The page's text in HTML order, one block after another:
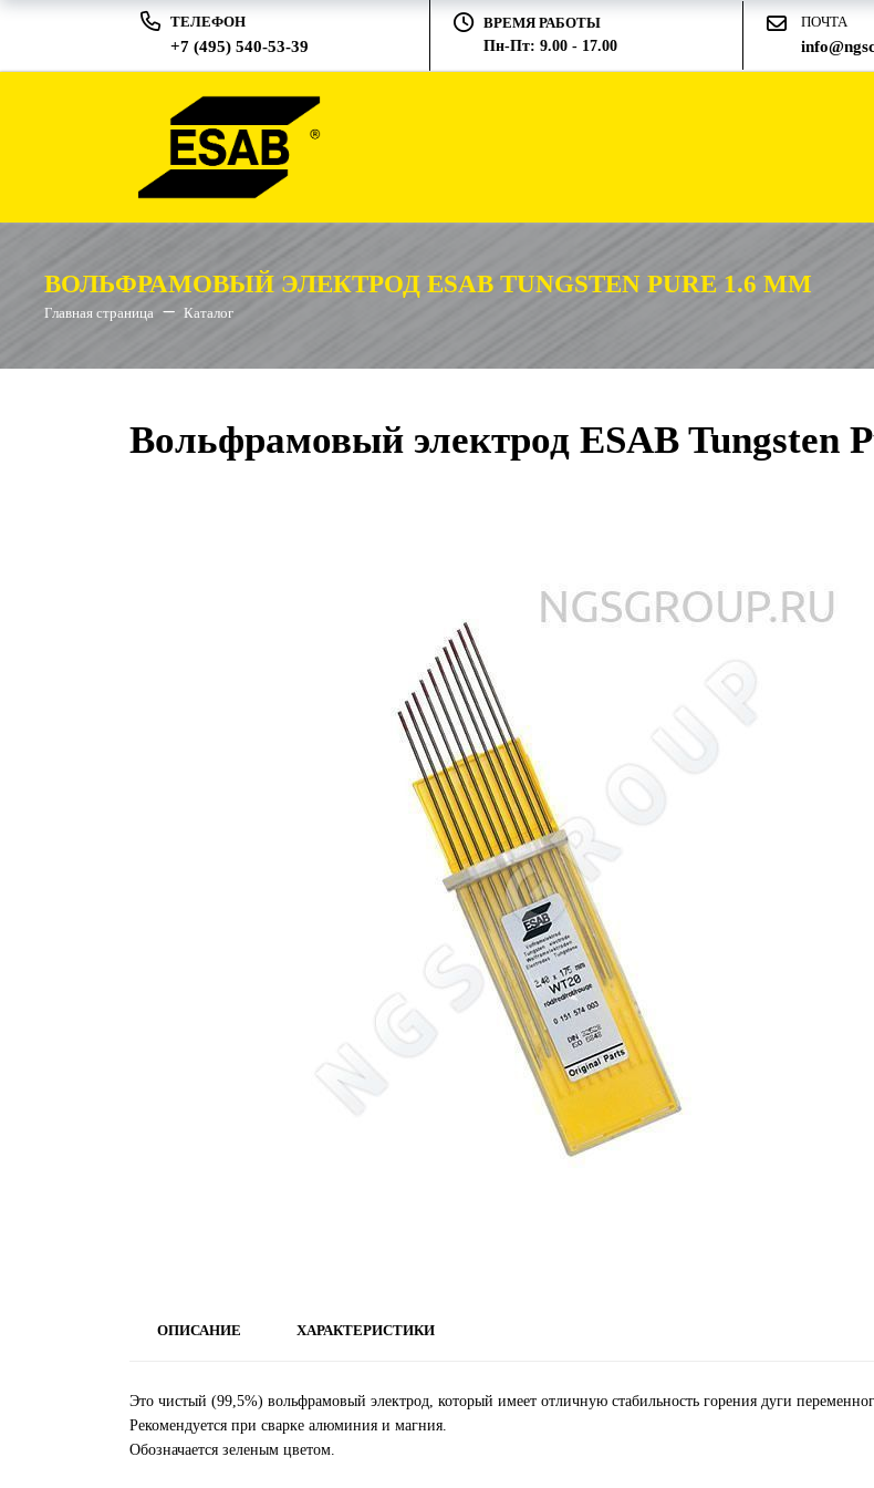
ТЕЛЕФОН
+7 (495) 540-53-39
ВРЕМЯ РАБОТЫ
Пн-Пт: 9.00 - 17.00
ПОЧТА
ВОЛЬФРАМОВЫЙ ЭЛЕКТРОД ESAB TUNGSTEN PURE 1.6 ММ
Главная страница Каталог
Вольфрамовый электрод ESAB Tungsten
ОПИСАНИЕ ХАРАКТЕРИСТИКИ
Это чистый (99,5%) вольфрамовый электрод, который имеет отличную стабильность горения дуги
Рекомендуется при сварке алюминия и магния.
Обозначается зеленым цветом.